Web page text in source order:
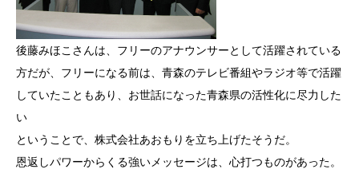
後藤みほこさんは、フリーのアナウンサーとして活躍されている
方だが、フリーになる前は、青森のテレビ番組やラジオ等で活躍
していたこともあり、お世話になった青森県の活性化に尽力した
い
ということで、株式会社あおもりを立ち上げたそうだ。
恩返しパワーからくる強いメッセージは、心打つものがあった。